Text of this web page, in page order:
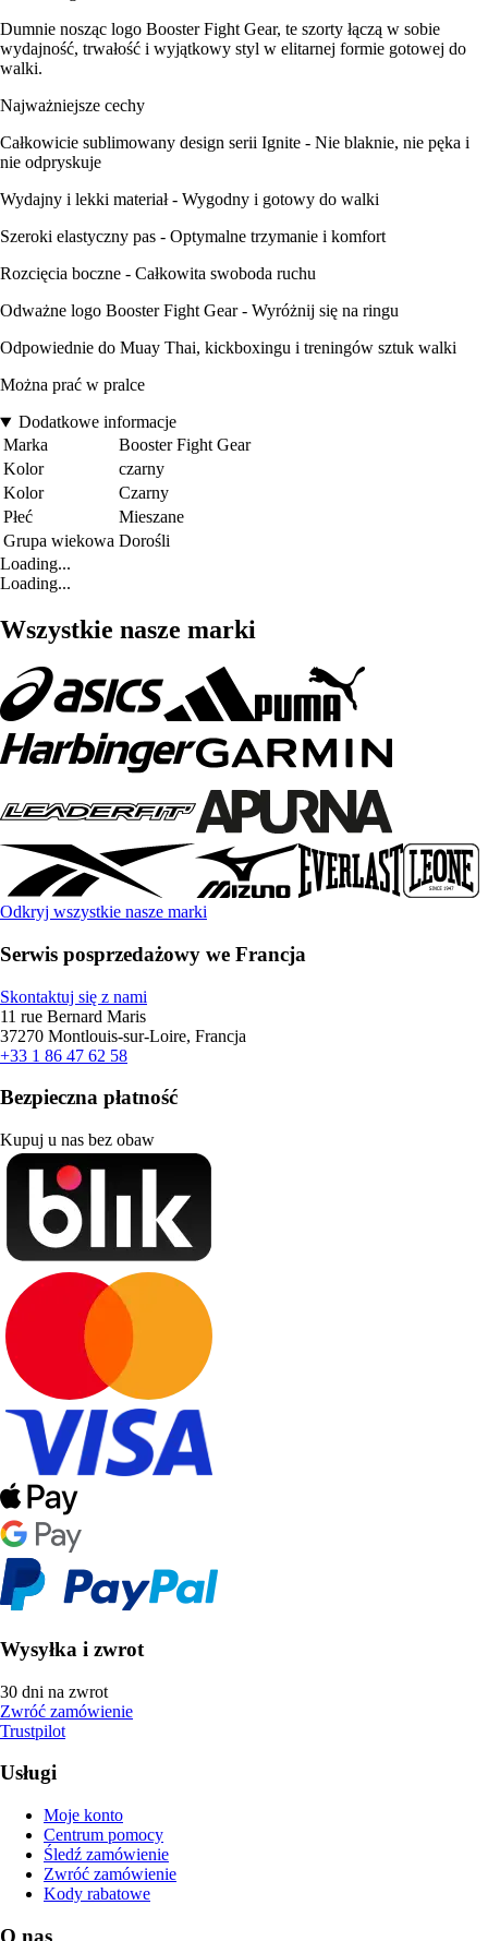
Dumnie nosząc logo Booster Fight Gear, te szorty łączą w sobie
wydajność, trwałość i wyjątkowy styl w elitarnej formie gotowej do
walki.
Najważniejsze cechy
Całkowicie sublimowany design serii Ignite - Nie blaknie, nie pęka i
nie odpryskuje
Wydajny i lekki materiał - Wygodny i gotowy do walki
Szeroki elastyczny pas - Optymalne trzymanie i komfort
Rozcięcia boczne - Całkowita swoboda ruchu
Odważne logo Booster Fight Gear - Wyróżnij się na ringu
Odpowiednie do Muay Thai, kickboxingu i treningów sztuk walki
Można prać w pralce
Dodatkowe informacje
Marka
Booster Fight Gear
Kolor
czarny
Kolor
Czarny
Płeć
Mieszane
Grupa wiekowa Dorośli
Loading...
Loading...
Wszystkie nasze marki
Odkryj wszystkie nasze marki
Serwis posprzedażowy we Francja
Skontaktuj się z nami
11 rue Bernard Maris
37270 Montlouis-sur-Loire, Francja
+33 1 86 47 62 58
Bezpieczna płatność
Kupuj u nas bez obaw
Wysyłka i zwrot
30 dni na zwrot
Zwróć zamówienie
Trustpilot
Usługi
Moje konto
Centrum pomocy
Śledź zamówienie
Zwróć zamówienie
Kody rabatowe
O nas